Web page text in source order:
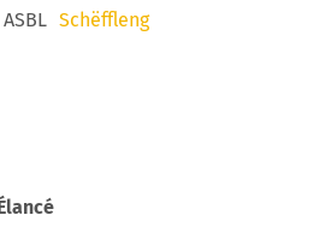
Schëffleng